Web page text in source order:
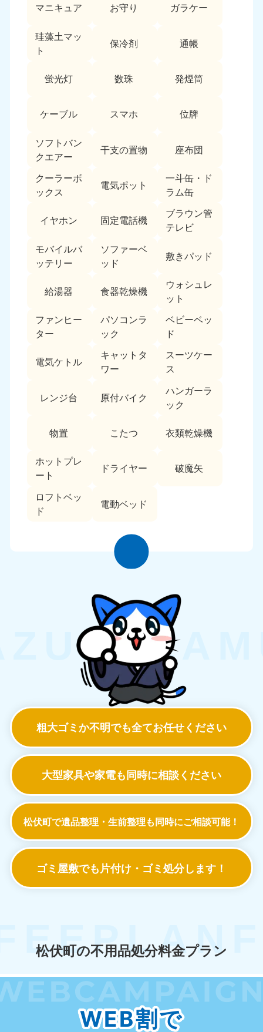
マニキュア お守り ガラケー
珪藻土マッ
ト
保冷剤 通帳
蛍光灯 数珠 発煙筒
ケーブル スマホ 位牌
ソフトバン
クエアー
干支の置物 座布団
クーラーボ
ックス
電気ポット
一斗缶・ド
ラム缶
イヤホン 固定電話機
ブラウン管
テレビ
モバイルバ
ッテリー
ソファーベ
ッド
敷きパッド
給湯器 食器乾燥機
ウォシュレ
ット
ファンヒー
ター
パソコンラ
ック
ベビーベッ
ド
電気ケトル
キャットタ
ワー
スーツケー
ス
レンジ台 原付バイク
ハンガーラ
ック
物置 こたつ 衣類乾燥機
ホットプレ
ート
ドライヤー 破魔矢
ロフトベッ
ド
電動ベッド
粗大ゴミか不明でも全てお任せください
大型家具や家電も同時に相談ください
松伏町で遺品整理・生前整理も同時にご相談可能！
ゴミ屋敷でも 片付け・ゴミ処分します！
松伏町の不用品処分料金プラン
WEB割で
9:00〜19:00 年中無休 9:00〜19:00 年中無休
9:00〜19:00 年中無休 9:00〜19:00 年中無休
長崎県
050-1880-9891
鹿児島県
050-1880-9889
大分県
050-1880-9893
9:00〜19:00 年中無休
050-1880-9890
9:00〜19:00 年中無休
050-1880-9892
沖縄県
050-1880-9887